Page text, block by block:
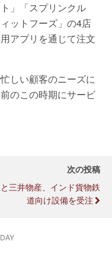
」「スプリンクル
ットフーズ」の4店
アプリを通じて注文
しい顧客のニーズに
のこの時期にサービ
次の投稿
三井物産、インド貨物鉄
道向け設備を受注